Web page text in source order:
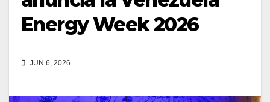
Energy Week 2026
JUN 6, 2026